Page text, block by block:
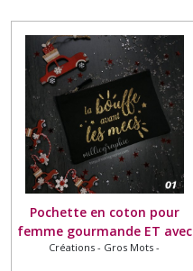
Pochette en coton pour
femme gourmande ET avec
le sens de l'humour !
Créations - Gros Mots -